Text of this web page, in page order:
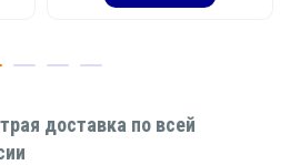
доставка по всей